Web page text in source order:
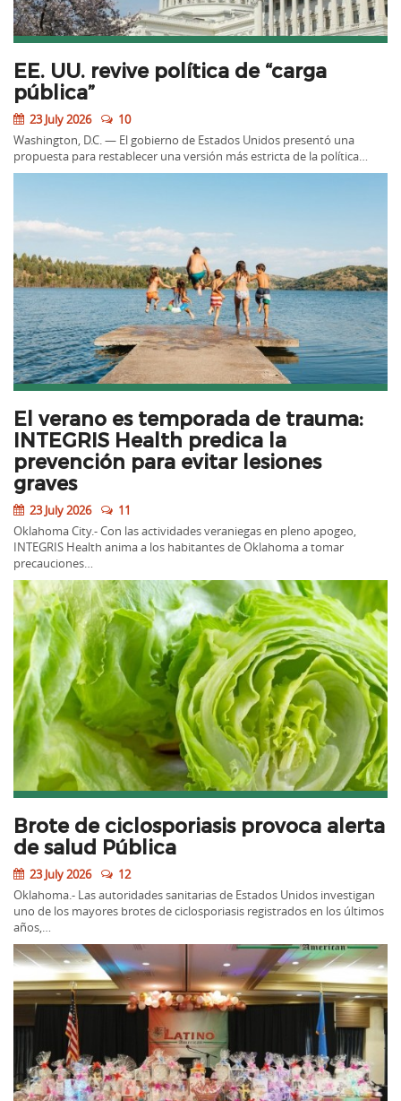
EE. UU. revive política de “carga
pública”
23 July 2026
10
Washington, D.C. — El gobierno de Estados Unidos presentó una
propuesta para restablecer una versión más estricta de la política…
El verano es temporada de trauma:
INTEGRIS Health predica la
prevención para evitar lesiones
graves
23 July 2026
11
Oklahoma City.- Con las actividades veraniegas en pleno apogeo,
INTEGRIS Health anima a los habitantes de Oklahoma a tomar
precauciones…
Brote de ciclosporiasis provoca alerta
de salud Pública
23 July 2026
12
Oklahoma.- Las autoridades sanitarias de Estados Unidos investigan
uno de los mayores brotes de ciclosporiasis registrados en los últimos
años,…